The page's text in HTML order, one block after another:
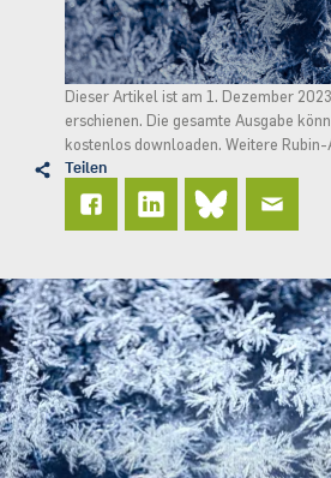
Dieser Artikel ist am 1. Dezember
erschienen. Die gesamte Ausgabe
kostenlos downloaden. Weitere
Teilen